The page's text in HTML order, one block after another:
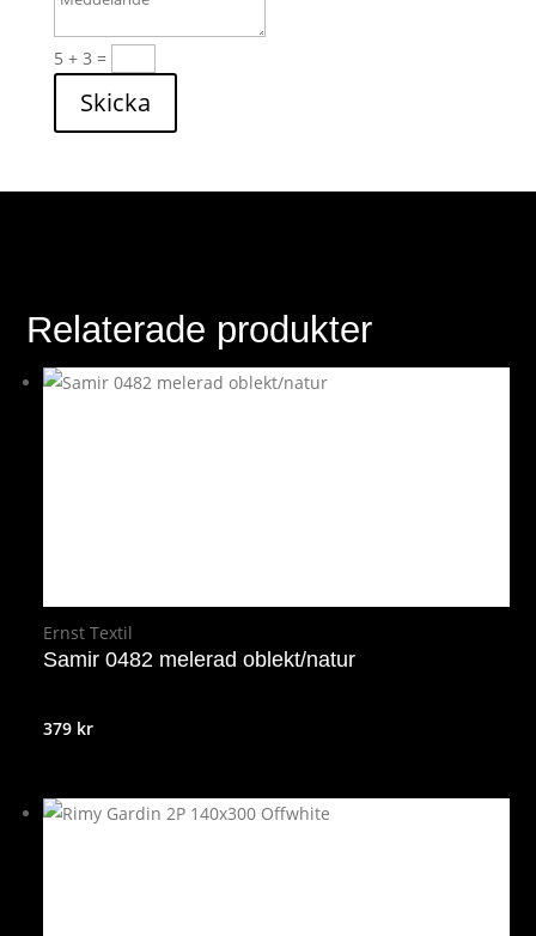
5 + 3 =
Skicka
Relaterade produkter
Ernst Textil
Samir 0482 melerad oblekt/natur
379 kr